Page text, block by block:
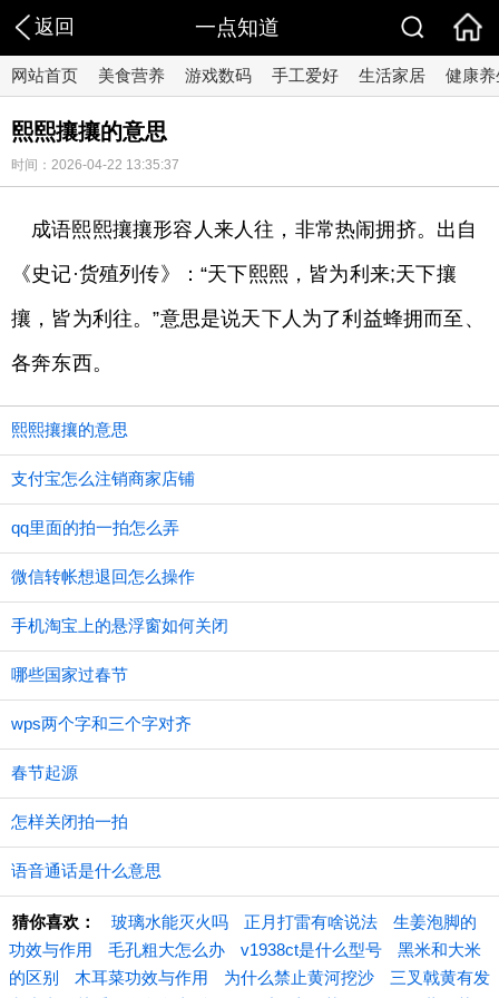
返回 一点知道
网站首页 美食营养 游戏数码 手工爱好 生活家居 健康养
熙熙攘攘的意思
时间：2026-04-22 13:35:37
成语熙熙攘攘形容人来人往，非常热闹拥挤。出自
《史记·货殖列传》：“天下熙熙，皆为利来;天下攘
攘，皆为利往。”意思是说天下人为了利益蜂拥而至、
各奔东西。
熙熙攘攘的意思
支付宝怎么注销商家店铺
qq里面的拍一拍怎么弄
微信转帐想退回怎么操作
手机淘宝上的悬浮窗如何关闭
哪些国家过春节
wps两个字和三个字对齐
春节起源
怎样关闭拍一拍
语音通话是什么意思
猜你喜欢： 玻璃水能灭火吗 正月打雷有啥说法
生姜泡脚的
功效与作用
毛孔粗大怎么办 v1938ct是什么型号
黑米和大米
的区别
木耳菜功效与作用 为什么禁止黄河挖沙
三叉戟黄有发